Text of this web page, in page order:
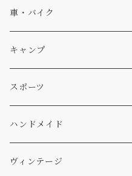
ソックス
雑貨
ステッカー
バッグ
パンツ
Db
サーフ
スキー
A-Frame
DOGS
WEAR
Four My Self
Ten
アメリカ軍払い下げ
車・バイク
車外
マット、シート
エアフレッシュナー
小物
キャンプ
ファニチャー
キッチン
スリーピング
スポーツ
サーフ
スキー
ハンドメイド
ステッカー
ヴィンテージ